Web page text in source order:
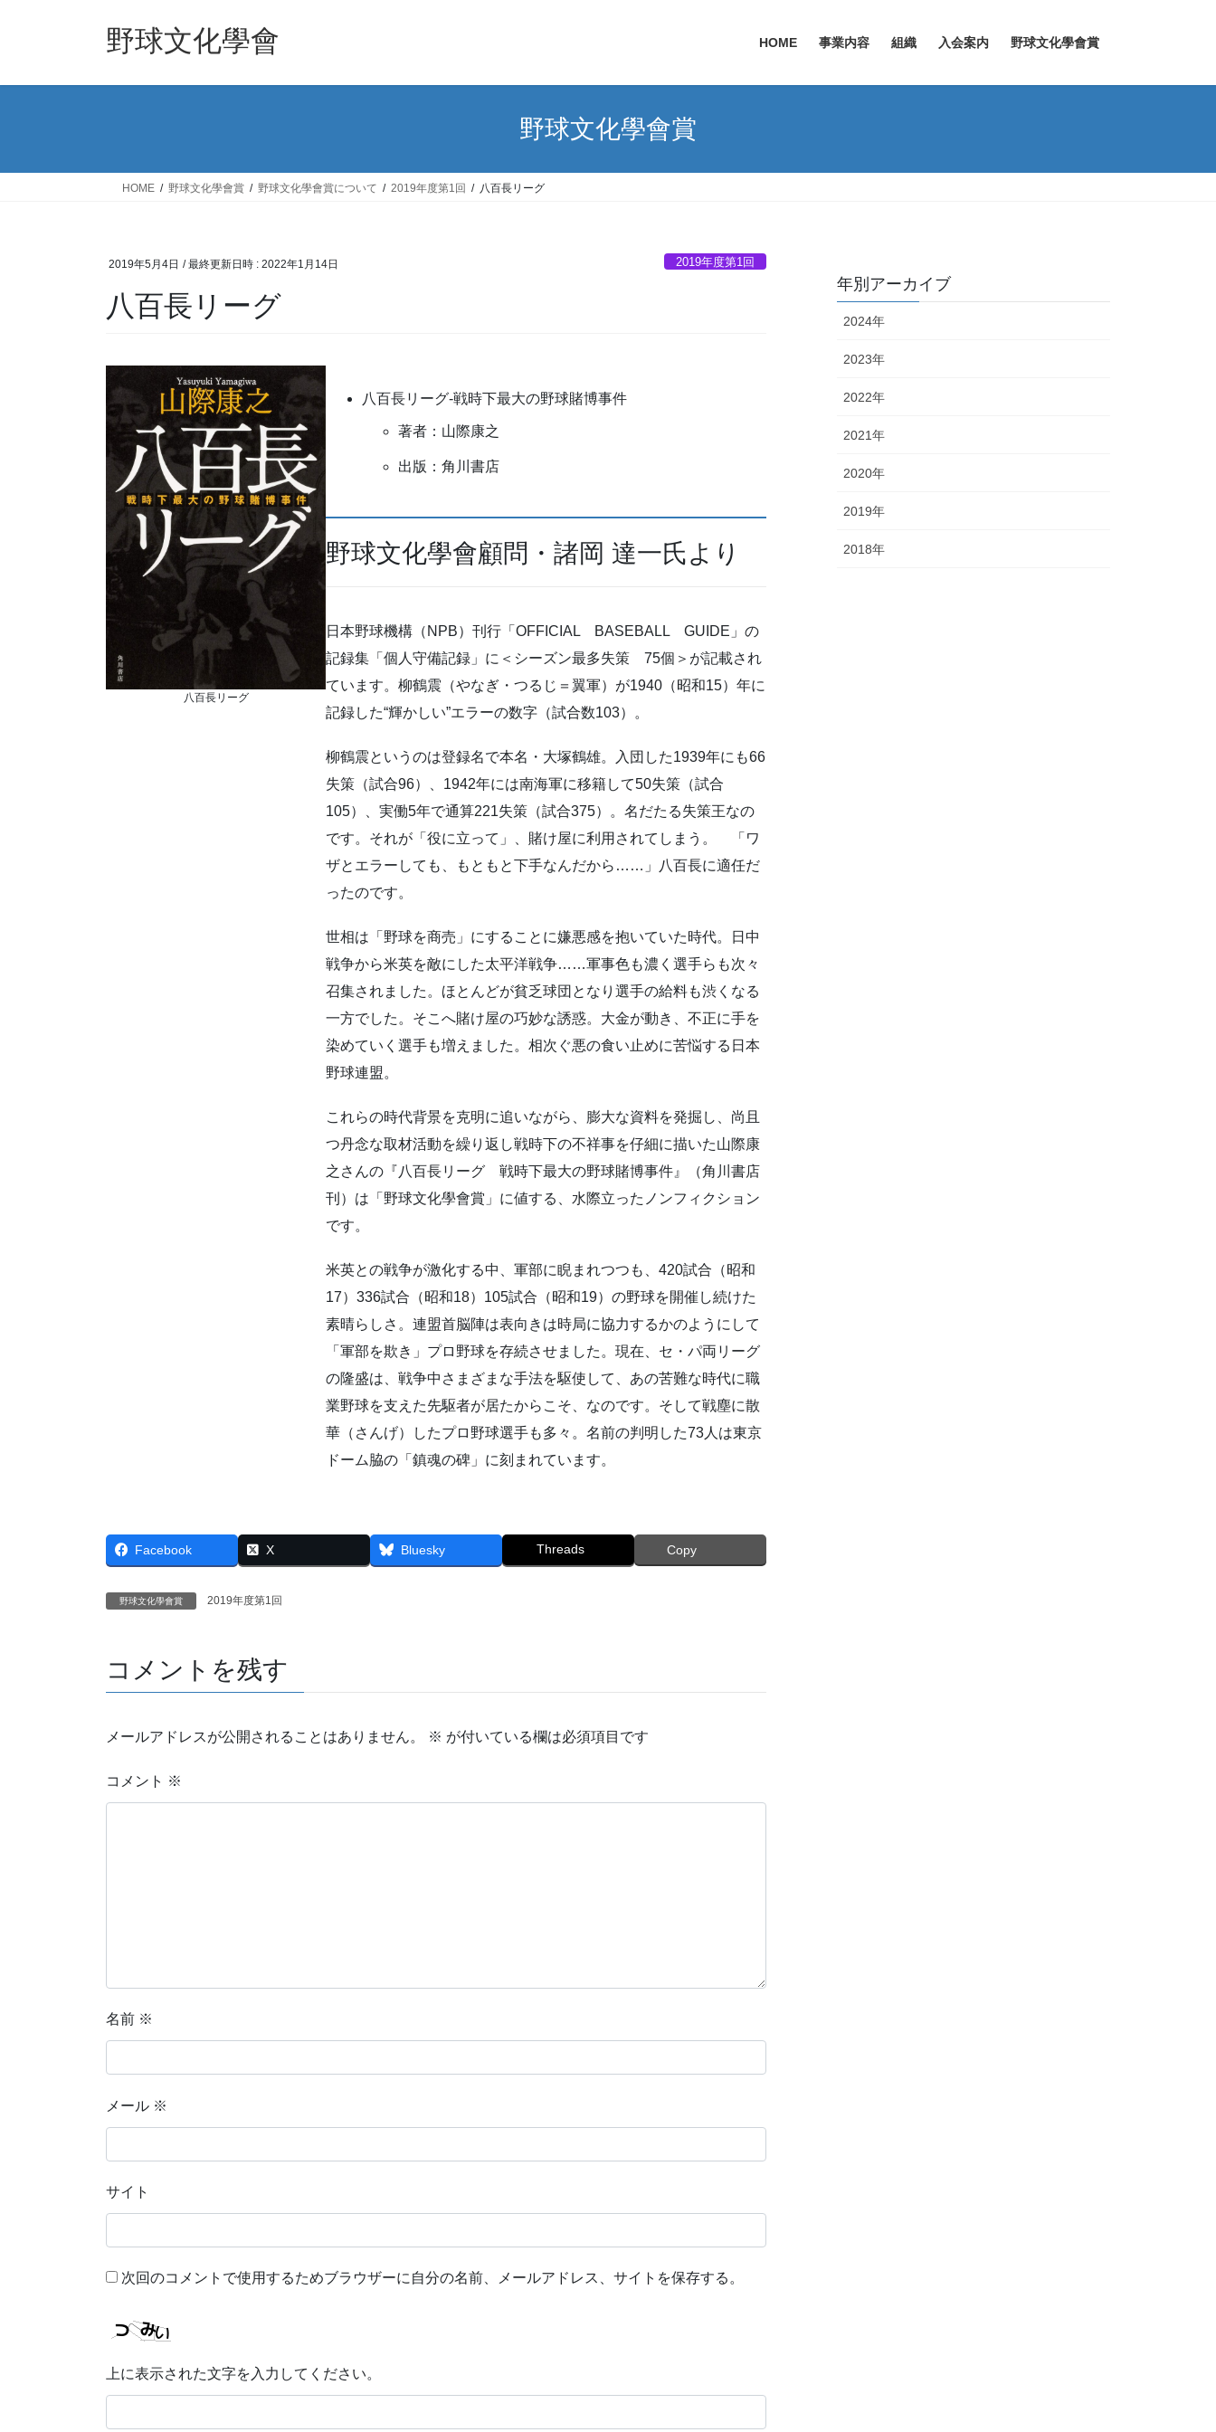
野球文化學會 HOME 事業内容 組織 入会案内 野球文化學會賞
野球文化學會賞
HOME 野球文化學會賞 野球文化學會賞について 2019年度第1回 八百長リーグ
2019年5月4日 / 最終更新日時 : 2022年1月14日 2019年度第1回
八百長リーグ
八百長リーグ
八百長リーグ-戦時下最大の野球賭博事件
著者：山際康之
出版：角川書店
野球文化學會顧問・諸岡 達一氏より
日本野球機構（NPB）刊行「OFFICIAL BASEBALL GUIDE」の
記録集「個人守備記録」に＜シーズン最多失策 75個＞が記載され
ています。柳鶴震（やなぎ・つるじ＝翼軍）が1940（昭和15）年に
記録した“輝かしい”エラーの数字（試合数103）。
柳鶴震というのは登録名で本名・大塚鶴雄。入団した1939年にも66
失策（試合96）、1942年には南海軍に移籍して50失策（試合
105）、実働5年で通算221失策（試合375）。名だたる失策王なの
です。それが「役に立って」、賭け屋に利用されてしまう。 「ワ
ザとエラーしても、もともと下手なんだから……」八百長に適任だ
ったのです。
世相は「野球を商売」にすることに嫌悪感を抱いていた時代。日中
戦争から米英を敵にした太平洋戦争……軍事色も濃く選手らも次々
召集されました。ほとんどが貧乏球団となり選手の給料も渋くなる
一方でした。そこへ賭け屋の巧妙な誘惑。大金が動き、不正に手を
染めていく選手も増えました。相次ぐ悪の食い止めに苦悩する日本
野球連盟。
これらの時代背景を克明に追いながら、膨大な資料を発掘し、尚且
つ丹念な取材活動を繰り返し戦時下の不祥事を仔細に描いた山際康
之さんの『八百長リーグ 戦時下最大の野球賭博事件』（角川書店
刊）は「野球文化學會賞」に値する、水際立ったノンフィクション
です。
米英との戦争が激化する中、軍部に睨まれつつも、420試合（昭和
17）336試合（昭和18）105試合（昭和19）の野球を開催し続けた
素晴らしさ。連盟首脳陣は表向きは時局に協力するかのようにして
「軍部を欺き」プロ野球を存続させました。現在、セ・パ両リーグ
の隆盛は、戦争中さまざまな手法を駆使して、あの苦難な時代に職
業野球を支えた先駆者が居たからこそ、なのです。そして戦塵に散
華（さんげ）したプロ野球選手も多々。名前の判明した73人は東京
ドーム脇の「鎮魂の碑」に刻まれています。
Facebook X Bluesky Threads Copy
野球文化學會賞 2019年度第1回
コメントを残す
メールアドレスが公開されることはありません。 ※ が付いている欄は必須項目です
コメント ※
名前 ※
メール ※
サイト
次回のコメントで使用するためブラウザーに自分の名前、メールアドレス、サイトを保存する。
上に表示された文字を入力してください。
年別アーカイブ
2024年
2023年
2022年
2021年
2020年
2019年
2018年